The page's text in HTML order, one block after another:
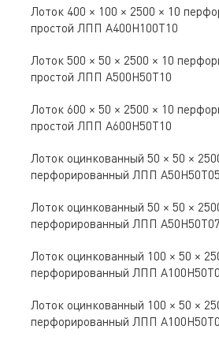
Лоток 400 × 100 × 2500 × 10
простой ЛПП A400Н100Т10
Лоток 500 × 50 × 2500 × 10
простой ЛПП A500Н50Т10
Лоток 600 × 50 × 2500 × 10
простой ЛПП A600Н50Т10
Лоток оцинкованный 50 × 50 ×
перфорированный ЛПП A50Н50Т05
Лоток оцинкованный 50 × 50 ×
перфорированный ЛПП A50Н50Т07
Лоток оцинкованный 100 × 50 ×
перфорированный ЛПП
Лоток оцинкованный 100 × 50 ×
перфорированный ЛПП